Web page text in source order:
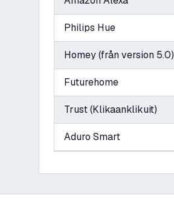
Philips Hue
Homey (från version 5.0)
Futurehome
Trust (Klikaanklikuit)
Aduro Smart